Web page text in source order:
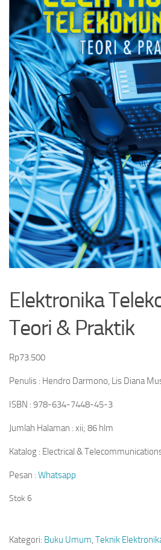
Elektronika
Teori & Praktik
Rp73.500
Penulis : Hendro Darmono, Lis Diana
ISBN : 978-634-7448-45-3
Jumlah Halaman : xii; 86 hlm
Katalog : Electrical &
Pesan : Whatsapp
Stok 6
Kategori: Buku Umum, Teknik